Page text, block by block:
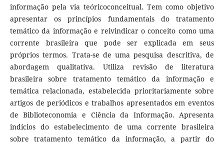
informação pela via teóricoconceitual. Tem como objetivo
apresentar os princípios fundamentais do tratamento
temático da informação e reivindicar o conceito como uma
corrente brasileira que pode ser explicada em seus
próprios termos. Trata-se de uma pesquisa descritiva, de
abordagem qualitativa. Utiliza revisão de literatura
brasileira sobre tratamento temático da informação e
temática relacionada, estabelecida prioritariamente sobre
artigos de periódicos e trabalhos apresentados em eventos
de Biblioteconomia e Ciência da Informação. Apresenta
indícios do estabelecimento de uma corrente brasileira
sobre tratamento temático da informação, a partir do